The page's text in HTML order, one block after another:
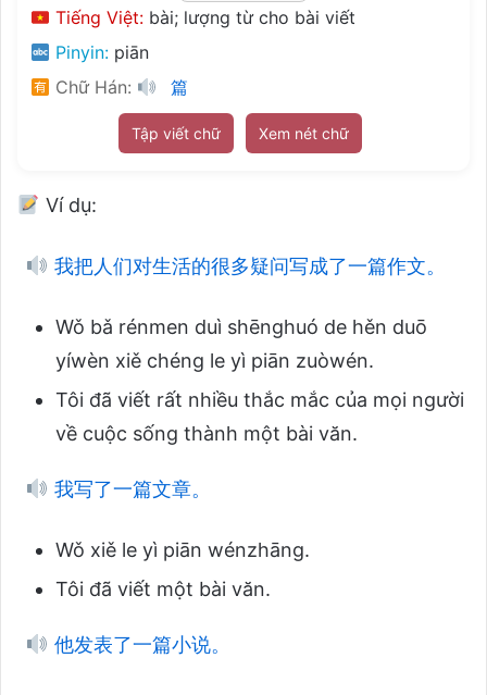
Tiếng Việt: bài; lượng từ cho bài viết
Pinyin: piān
Chữ Hán:
篇
Tập viết chữ Xem nét chữ
Ví dụ:
我把人们对生活的很多疑问写成了一篇作文。
Wǒ bǎ rénmen duì shēnghuó de hěn duō
yíwèn xiě chéng le yì piān zuòwén.
Tôi đã viết rất nhiều thắc mắc của mọi người
về cuộc sống thành một bài văn.
我写了一篇文章。
Wǒ xiě le yì piān wénzhāng.
Tôi đã viết một bài văn.
他发表了一篇小说。